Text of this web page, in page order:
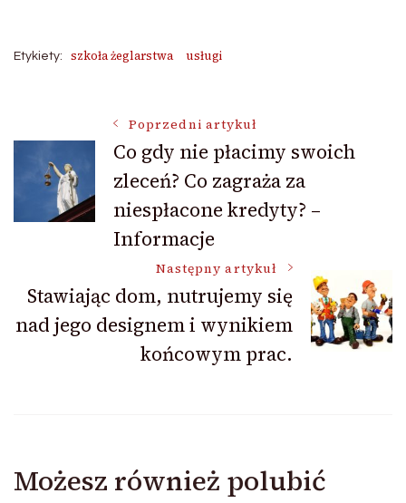
Etykiety: szkoła żeglarstwa usługi
Nawigacja
wpisu
Poprzedni artykuł
Co gdy nie płacimy swoich
zleceń? Co zagraża za
niespłacone kredyty? –
Informacje
Następny artykuł
Stawiając dom, nutrujemy się
nad jego designem i wynikiem
końcowym prac.
Możesz również polubić